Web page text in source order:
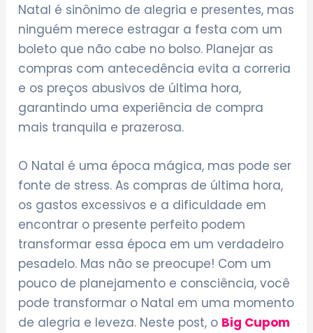
Natal é sinônimo de alegria e presentes, mas
ninguém merece estragar a festa com um
boleto que não cabe no bolso. Planejar as
compras com antecedência evita a correria
e os preços abusivos de última hora,
garantindo uma experiência de compra
mais tranquila e prazerosa.
O Natal é uma época mágica, mas pode ser
fonte de stress. As compras de última hora,
os gastos excessivos e a dificuldade em
encontrar o presente perfeito podem
transformar essa época em um verdadeiro
pesadelo. Mas não se preocupe! Com um
pouco de planejamento e consciência, você
pode transformar o Natal em uma momento
de alegria e leveza. Neste post, o Big Cupom